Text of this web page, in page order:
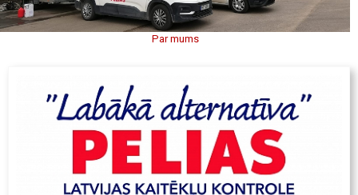
Par mums